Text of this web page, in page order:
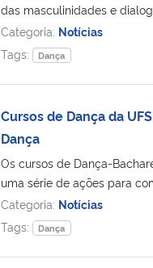
das masculinidades e
Categoria: Notícias
Tags:
Dança
Cursos de Dança da
Dança
Os cursos de Dança-
uma série de ações para
Categoria: Notícias
Tags:
Dança